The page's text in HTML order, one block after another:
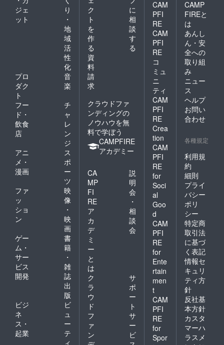
ジェ
ット
り
・
地
域
活
性
化
プロ
ダク
ト
音
楽
フー
ド・
飲食
店
チ
ャ
レ
ン
ジ
アニ
メ・
漫画
ス
ポ
ー
ツ
ファ
ッ
ショ
ン
映
像
・
映
画
ゲー
ム・
サー
ビス
開発
書
籍
・
雑
誌
出
版
ビジ
ネ
ス・
起業
ビ
ュ
ー
テ
ィ
ク
ト
を
作
る
に
相
談
す
る
資
料
請
求
クラウドファ
ンディングの
ノウハウを無
料で学ぼう
CAMPFIRE
アカデミー
CA
MP
FI
RE
ア
カ
デ
ミ
ー
と
は
説
明
会
・
相
談
会
ク
ラ
ウ
ド
フ
ァ
ン
サ
ポ
ー
ト
サ
ー
ビ
CAM
PFI
RE
CAM
PFI
RE
コ
ミュ
ニ
ティ
CAM
PFI
RE
Crea
tion
CAM
PFI
RE
for
Soci
al
Goo
d
CAM
PFI
RE
for
Ente
rtain
men
t
CAM
PFI
RE
for
Spor
CAMP
FIREと
は
あんし
ん・安
全への
取り組
み
ニュー
ス
ヘルプ
お問い
合わせ
各種規定
利用規
約
細則
プライ
バシー
ポリ
シー
特定商
取引法
に基づ
く表記
情報セ
キュリ
ティ方
針
反社基
本方針
カスタ
マーハ
ラスメ